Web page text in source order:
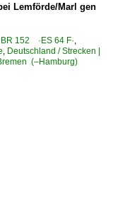
Lemförde/Marl gen
152 ·ES 64 F·,
, Deutschland / Strecken |
(–Hamburg)